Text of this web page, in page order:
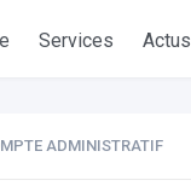
Services Actus
ADMINISTRATIF